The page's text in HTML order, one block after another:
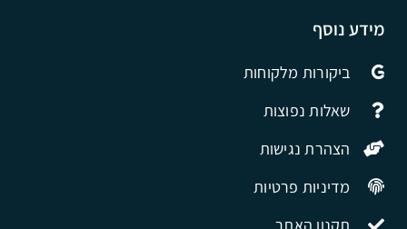
מידע נוסף
ביקורות מלקוחות
שאלות נפוצות
הצהרת נגישות
מדיניות פרטיות
תקנון האתר